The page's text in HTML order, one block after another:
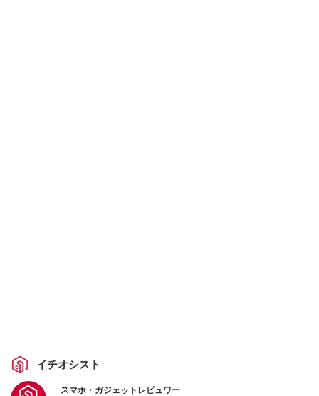
イチオシスト
スマホ・ガジェットレビュワー